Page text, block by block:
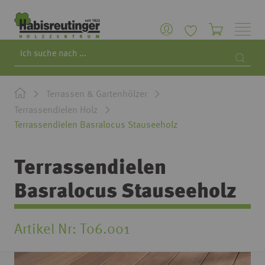
Terrassen & Gartenhölzer
Terrassendielen Holz
Terrassendielen Basralocus Stauseeholz
Terrassendielen
Basralocus Stauseeholz
Artikel Nr T06.001